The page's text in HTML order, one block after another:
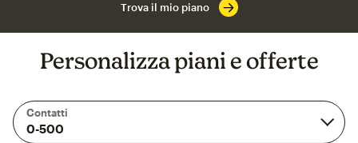
Trova il mio piano
Personalizza piani e offerte
Contatti